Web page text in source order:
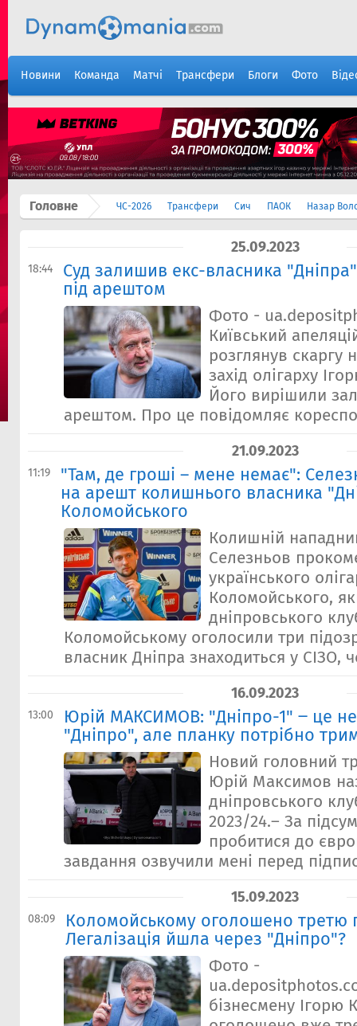
Новини Команда Матчі Трансфери Блоги Фото
Головне ЧС-2026 Трансфери Сич ПАОК Назар
25.09.2023
18:44
Суд залишив екс-власника
під арештом
Фото -
Київський
розглянув скаргу
захід олігарху
Його вирішили
арештом. Про це повідомляє
21.09.2023
11:19
"Там, де гроші – мене немає":
на арешт колишнього власника
Коломойського
Колишній
Селезньов
українського
Коломойського,
дніпровського
Коломойському оголосили три
власник Дніпра знаходиться у СІЗО,
16.09.2023
13:00
Юрій МАКСИМОВ: "Дніпро-1" ‒ це
"Дніпро", але планку потрібно
Новий головний
Юрій Максимов
дніпровського
2023/24.– За
пробитися до
завдання озвучили мені перед
15.09.2023
08:09
Коломойському оголошено третю
Легалізація йшла через "Дніпро"?
Фото -
бізнесмену Ігорю